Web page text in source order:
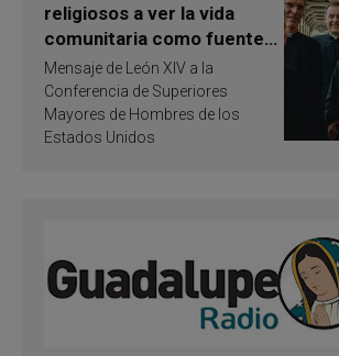
religiosos a ver la vida
comunitaria como fuente
de inspiración y
santificación
Mensaje de León XIV a la
Conferencia de Superiores
Mayores de Hombres de los
Estados Unidos